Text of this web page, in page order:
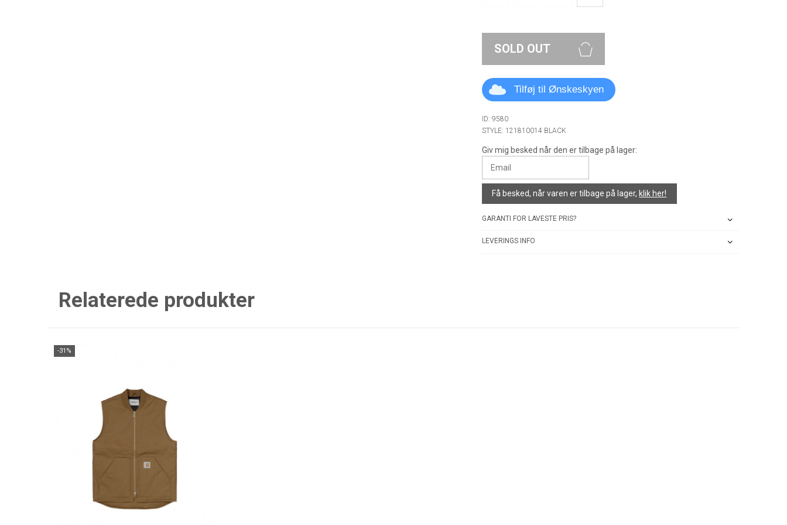
SOLD OUT
Tilføj til Ønskeskyen
ID: 9580
STYLE: 121810014 BLACK
Giv mig besked når den er tilbage på lager:
Få besked, når varen er tilbage på lager, klik her!
GARANTI FOR LAVESTE PRIS?
LEVERINGS INFO
Relaterede produkter
-31%